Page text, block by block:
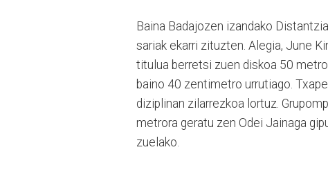
Baina Badajozen izandako
sariak ekarri zituzten. Alegia, June
titulua berretsi zuen diskoa 50
baino 40 zentimetro urrutiago.
diziplinan zilarrezkoa lortuz.
metrora geratu zen Odei Jainaga
zuelako.